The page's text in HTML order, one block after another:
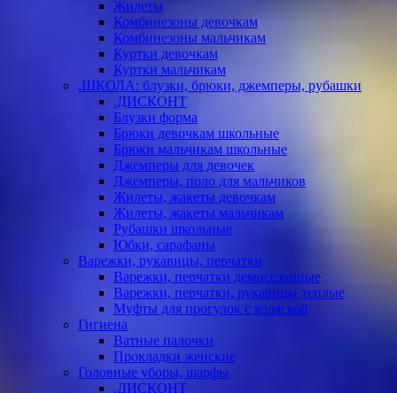
Жилеты
Комбинезоны девочкам
Комбинезоны мальчикам
Куртки девочкам
Куртки мальчикам
.ШКОЛА: блузки, брюки, джемперы, рубашки
.ДИСКОНТ
Блузки форма
Брюки девочкам школьные
Брюки мальчикам школьные
Джемперы для девочек
Джемперы, поло для мальчиков
Жилеты, жакеты девочкам
Жилеты, жакеты мальчикам
Рубашки школьные
Юбки, сарафаны
Варежки, рукавицы, перчатки
Варежки, перчатки демисезонные
Варежки, перчатки, рукавицы теплые
Муфты для прогулок с коляской
Гигиена
Ватные палочки
Прокладки женские
Головные уборы, шарфы
.ДИСКОНТ